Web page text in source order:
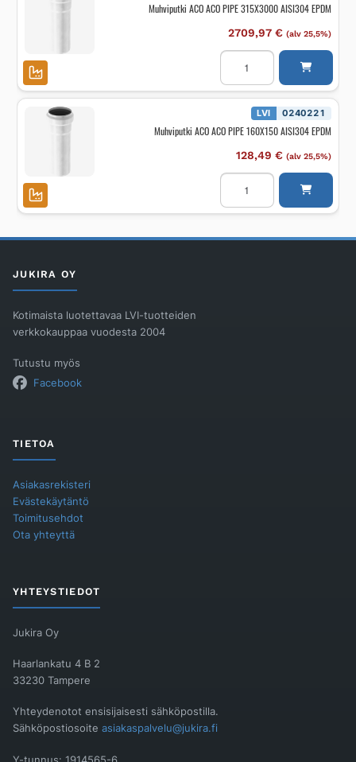
määrä
Muhviputki ACO ACO PIPE 315X3000 AISI304 EPDM
2709,97 € (alv 25,5%)
Muhviputki
PIPE
315X3000
AISI304
määrä
LVI 0240221
Muhviputki ACO ACO PIPE 160X150 AISI304 EPDM
128,49 € (alv 25,5%)
Muhviputki
PIPE
EPDM
JUKIRA OY
Kotimaista luotettavaa LVI-tuotteiden
verkkokauppaa vuodesta 2004
Tutustu myös
Facebook
TIETOA
Asiakasrekisteri
Evästekäytäntö
Toimitusehdot
Ota yhteyttä
YHTEYSTIEDOT
Jukira Oy
Haarlankatu 4 B 2
33230 Tampere
Yhteydenotot ensisijaisesti sähköpostilla.
Sähköpostiosoite asiakaspalvelu@jukira.fi